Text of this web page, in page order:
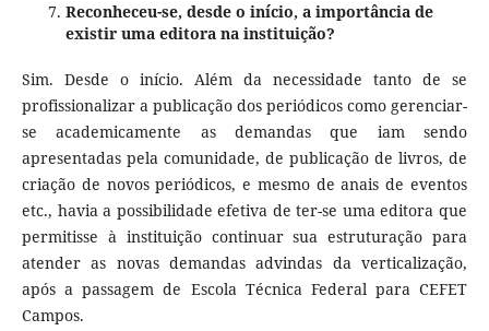
Reconheceu-se, desde o início, a importância de
existir uma editora na instituição?
Sim. Desde o início. Além da necessidade tanto de se
profissionalizar a publicação dos periódicos como gerenciar-
se academicamente as demandas que iam sendo
apresentadas pela comunidade, de publicação de livros, de
criação de novos periódicos, e mesmo de anais de eventos
etc., havia a possibilidade efetiva de ter-se uma editora que
permitisse à instituição continuar sua estruturação para
atender as novas demandas advindas da verticalização,
após a passagem de Escola Técnica Federal para CEFET
Campos.